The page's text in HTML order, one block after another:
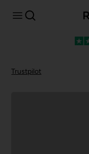
Trustpilot